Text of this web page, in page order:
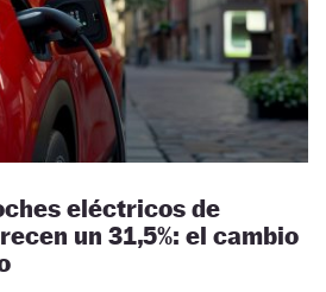
eléctricos de
un 31,5%: el cambio